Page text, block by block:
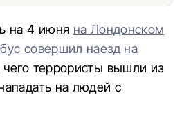
на 4 июня на Лондонском
совершил наезд на
террористы вышли из
на людей с